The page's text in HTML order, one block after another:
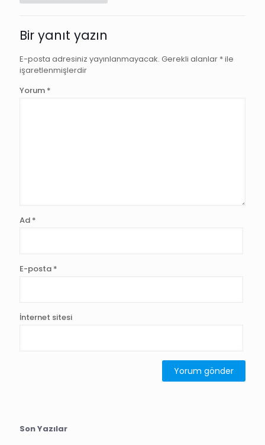
Bir yanıt yazın
E-posta adresiniz yayınlanmayacak. Gerekli alanlar *ile
işaretlenmişlerdir
Yorum *
Ad *
E-posta *
İnternet sitesi
Son Yazılar